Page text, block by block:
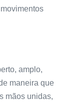
amplo,
maneira que
mãos unidas,